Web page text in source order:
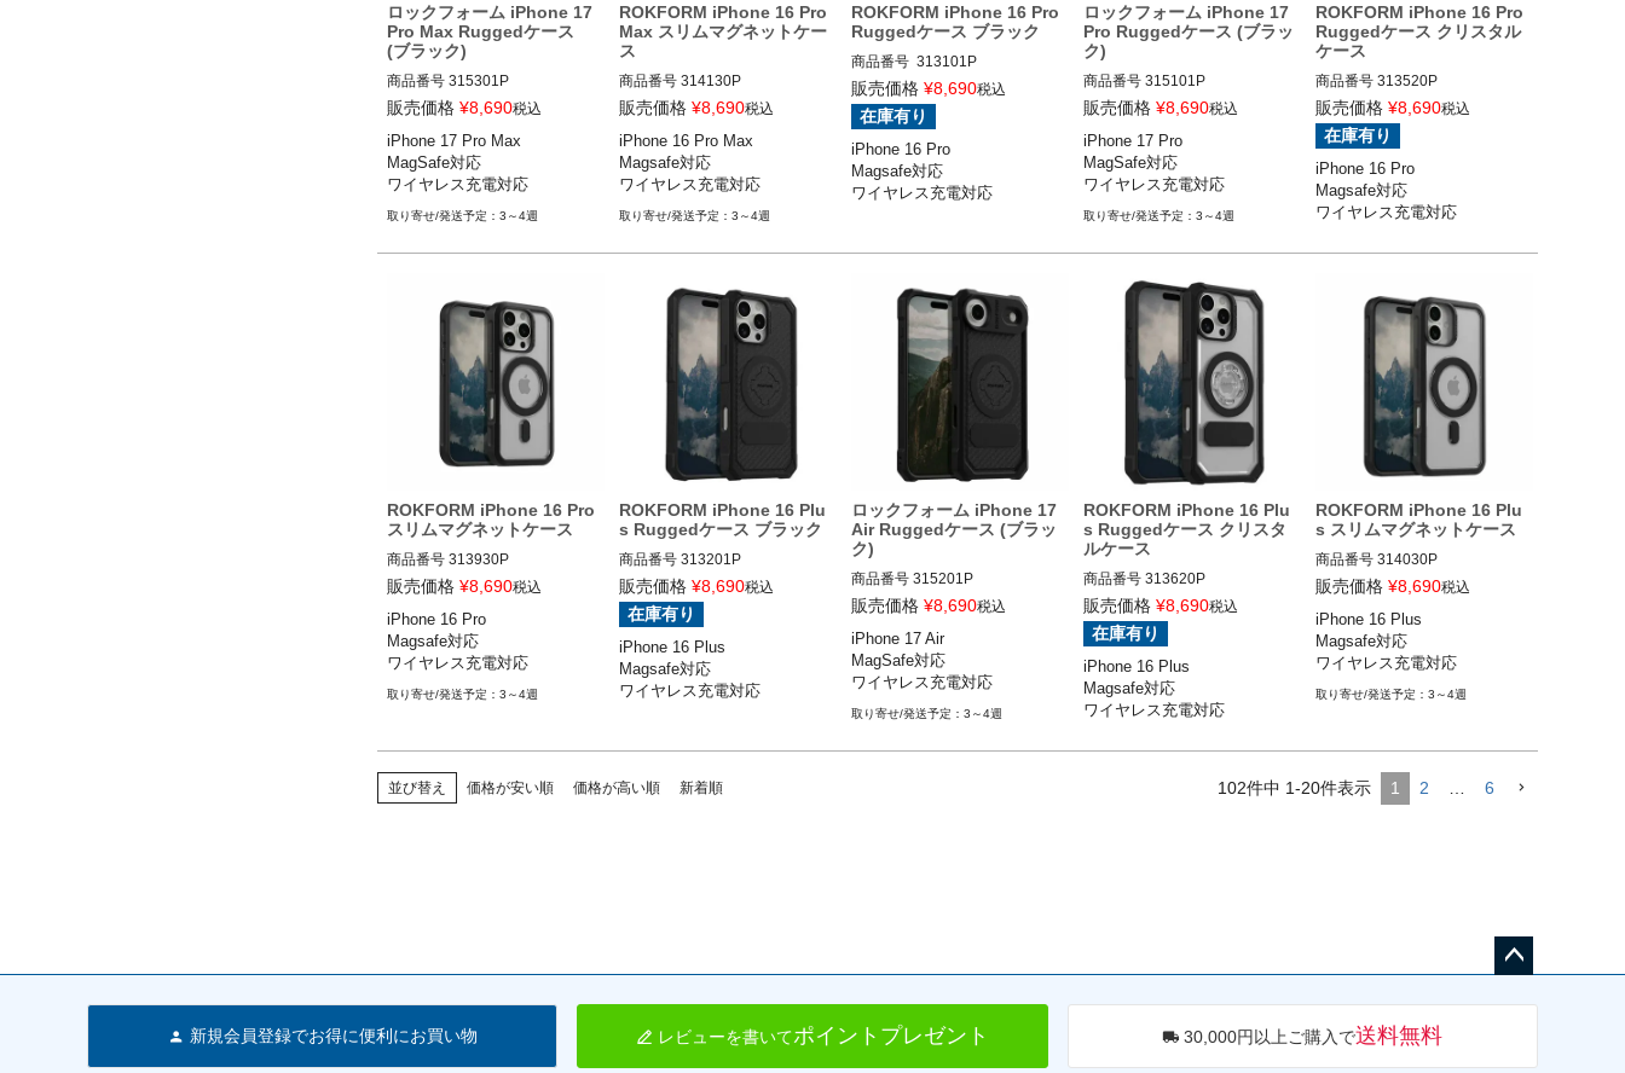
ロックフォーム iPhone 17
Pro Max Ruggedケース
(ブラック)
商品番号 315301P
販売価格 ¥8,690税込
iPhone 17 Pro Max
MagSafe対応
ワイヤレス充電対応
3～4週
ROKFORM iPhone 16 Pro
Max スリムマグネットケー
ス
商品番号 314130P
iPhone 16 Pro Max
販売価格 ¥8,690税込
iPhone 16 Pro Max
Magsafe対応
ワイヤレス充電対応
3～4週
ROKFORM iPhone 16 Pro
Ruggedケース ブラック
商品番号 313101P
iPhone 16 Pro
ROKFORM(ロックフォーム)
販売価格 ¥8,690税込
在庫有り
iPhone 16 Pro
Magsafe対応
ワイヤレス充電対応
ロックフォーム iPhone 17
Pro Ruggedケース (ブラッ
ク)
商品番号 315101P
販売価格 ¥8,690税込
iPhone 17 Pro
MagSafe対応
ワイヤレス充電対応
3～4週
ROKFORM iPhone 16 Pro
Ruggedケース クリスタル
ケース
商品番号 313520P
iPhone 16 Pro
ROKFORM(ロックフォーム)
販売価格 ¥8,690税込
在庫有り
iPhone 16 Pro
Magsafe対応
ワイヤレス充電対応
ROKFORM iPhone 16 Pro
スリムマグネットケース
商品番号 313930P
iPhone 16 Pro
販売価格 ¥8,690税込
iPhone 16 Pro
Magsafe対応
ワイヤレス充電対応
3～4週
ROKFORM iPhone 16 Plu
s Ruggedケース ブラック
商品番号 313201P
iPhone 16 Plus
ROKFORM(ロックフォーム)
販売価格 ¥8,690税込
在庫有り
iPhone 16 Plus
Magsafe対応
ワイヤレス充電対応
ロックフォーム iPhone 17
Air Ruggedケース (ブラッ
ク)
商品番号 315201P
販売価格 ¥8,690税込
iPhone 17 Air
MagSafe対応
ワイヤレス充電対応
3～4週
ROKFORM iPhone 16 Plu
s Ruggedケース クリスタ
ルケース
商品番号 313620P
iPhone 16 Plus
ROKFORM(ロックフォーム)
販売価格 ¥8,690税込
在庫有り
iPhone 16 Plus
Magsafe対応
ワイヤレス充電対応
ROKFORM iPhone 16 Plu
s スリムマグネットケース
商品番号 314030P
iPhone 16 Plus
販売価格 ¥8,690税込
iPhone 16 Plus
Magsafe対応
ワイヤレス充電対応
3～4週
並び替え 価格が安い順 価格が高い順 新着順 102件中 1-20件表示 1 2 6
へ
新規会員登録でお得に便利にお買い物 レビューを書いてポイントプレゼント 30,000円以上ご購入で送料無料